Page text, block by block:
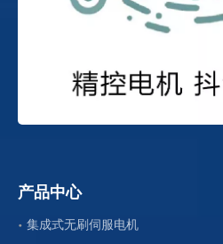
产品中心
集成式无刷伺服电机